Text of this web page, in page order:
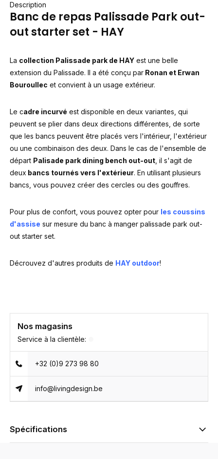
Description
Banc de repas Palissade Park out-
out starter set - HAY
La collection Palissade park de HAY est une belle
extension du Palissade. Il a été conçu par Ronan et Erwan
Bouroullec et convient à un usage extérieur.
Le cadre incurvé est disponible en deux variantes, qui
peuvent se plier dans deux directions différentes, de sorte
que les bancs peuvent être placés vers l'intérieur, l'extérieur
ou une combinaison des deux. Dans le cas de l'ensemble de
départ Palisade park dining bench out-out , il s'agit de
deux bancs tournés vers l'extérieur. En utilisant plusieurs
bancs, vous pouvez créer des cercles ou des gouffres.
Pour plus de confort, vous pouvez opter pour les coussins
d'assise sur mesure du banc à manger palissade park out-
out starter set.
Décrouvez d'autres produits de HAY outdoor!
Nos magasins
Service à la clientèle:
+32 (0)9 273 98 80
info@livingdesign.be
Spécifications